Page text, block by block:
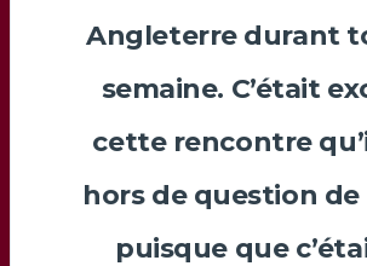
Angleterre durant
semaine. C’était
cette rencontre
hors de question
puisque que